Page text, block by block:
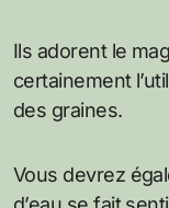
Ils adorent le
certainement
des graines.
Vous devrez